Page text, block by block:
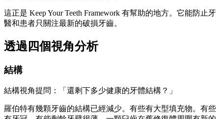
這正是 Keep Your Teeth Framework 有幫助的地方。它能防止牙
醫和患者只關注最新的破損牙齒。
透過四個視角分析
結構
結構視角提問：「還剩下多少健康的牙體結構？」
羅伯特有幾顆牙齒的結構已經減少。有些有大型填充物。有些